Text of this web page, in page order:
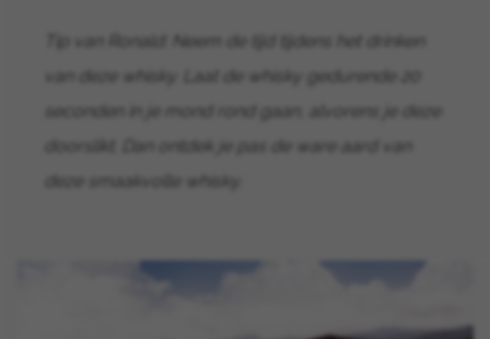
Tip van Ronald: Neem de tijd tijdens het drinken
van deze whisky. Laat de whisky gedurende 20
seconden in je mond rond gaan, alvorens je deze
doorslikt. Dan ontdek je pas de ware aard van
deze smaakvolle whisky.